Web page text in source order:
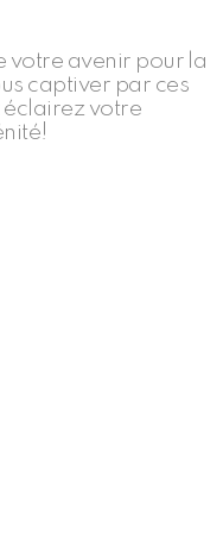
votre avenir pour la
captiver par ces
votre